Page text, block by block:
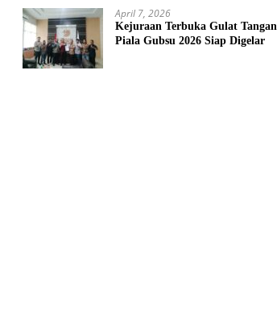
April 7, 2026
Kejuraan Terbuka Gulat Tangan
Piala Gubsu 2026 Siap Digelar